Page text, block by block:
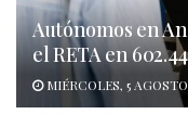
Autónomos en
el RETA en
MIÉRCOLES, 5